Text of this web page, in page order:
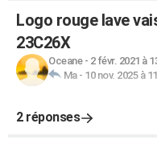
Logo rouge lave
23C26X
Oceane- 2 févr. 2021 à
Ma- 10 nov. 2025 à
2 réponses